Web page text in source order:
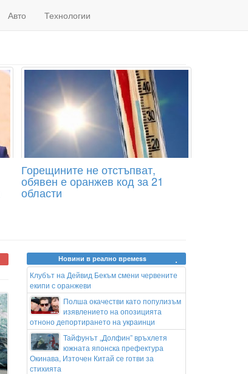
Авто Технологии
Горещините не отстъпват,
обявен е оранжев код за 21
области
Новини в реално времеss
Клубът на Дейвид Бекъм смени червените
екипи с оранжеви
Полша окачестви като популизъм
изявлението на опозицията
отноно депортирането на украинци
Тайфунът „Долфин” връхлетя
южната японска префектура
Окинава, Източен Китай се готви за
стихията